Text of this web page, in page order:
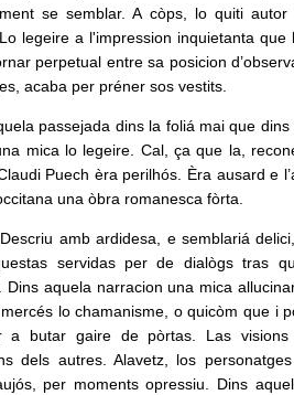
se semblar. A còps, lo quiti
legeire a l'impression inquietanta
perpetual entre sa posicion
acaba per préner sos vestits.
dins la foliá mai que dins la
mica lo legeire. Cal, ça que la,
Puech èra perilhós. Èra ausard e
una òbra romanesca fòrta.
ardidesa, e semblariá delici,
servidas per de dialògs tras
Dins aquela narracion una mica
lo chamanisme, o quicòm que i
a butar gaire de pòrtas. Las
dels autres. Alavetz, los
per moments opressiu. Dins